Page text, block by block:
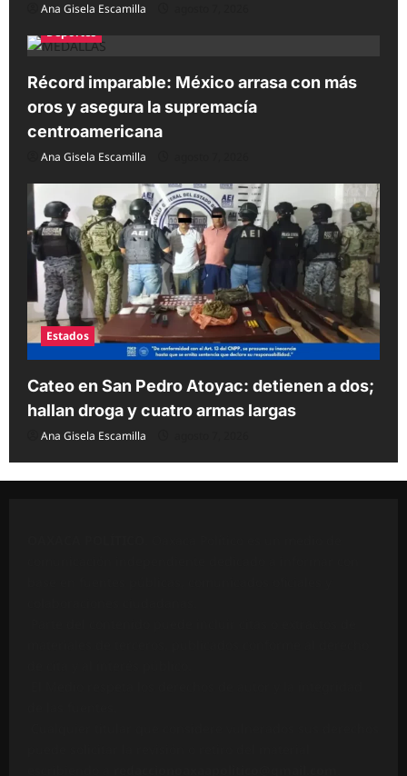
Ana Gisela Escamilla
Deportes
Récord imparable: México arrasa con más
oros y asegura la supremacía
centroamericana
Ana Gisela Escamilla
Estados
Cateo en San Pedro Atoyac: detienen a dos;
hallan droga y cuatro armas largas
Ana Gisela Escamilla